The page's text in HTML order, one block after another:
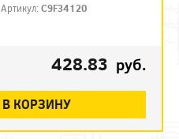
Артикул:C9F34120
428.83 руб.
В КОРЗИНУ